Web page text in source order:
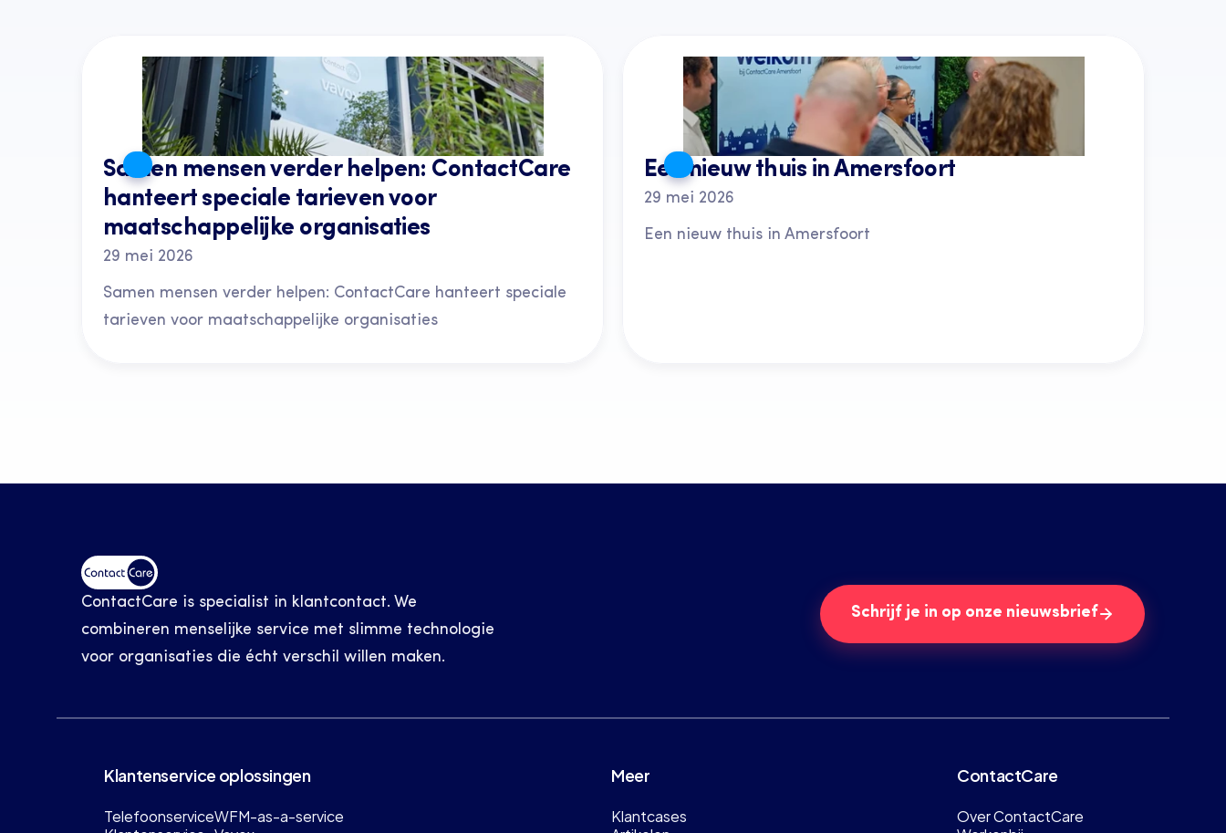
Samen mensen verder helpen: ContactCare
hanteert speciale tarieven voor
maatschappelijke organisaties
29 mei 2026
Samen mensen verder helpen: ContactCare hanteert speciale
tarieven voor maatschappelijke organisaties
Een nieuw thuis in Amersfoort
29 mei 2026
Een nieuw thuis in Amersfoort
ContactCare is specialist in klantcontact. We
combineren menselijke service met slimme technologie
voor organisaties die écht verschil willen maken.
Schrijf je in op onze nieuwsbrief
Klantenservice oplossingen
TelefoonserviceWFM-as-a-service
Meer
Klantcases
ContactCare
Over ContactCare